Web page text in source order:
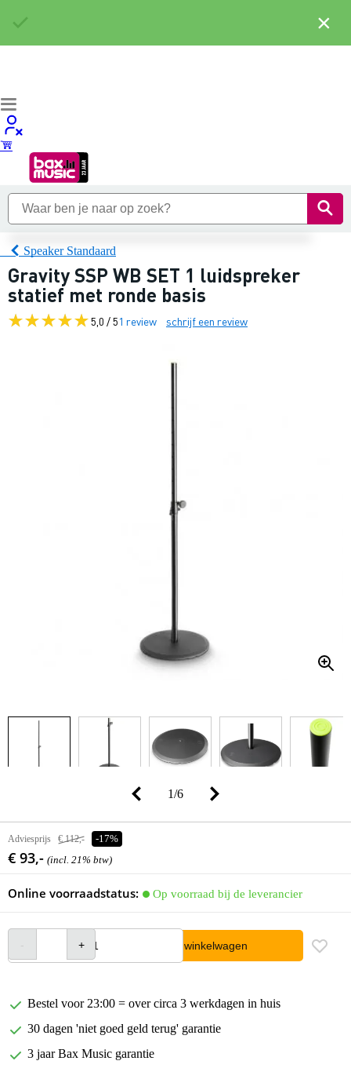
Speaker Standaard
Gravity SSP WB SET 1 luidspreker
statief met ronde basis
5,0 / 51 review schrijf een review
1/6
Adviesprijs € 112,- -17%
€ 93,- (incl. 21% btw)
Online voorraadstatus: Op voorraad bij de leverancier
In winkelwagen
Bestel voor 23:00 = over circa 3 werkdagen in huis
30 dagen 'niet goed geld terug' garantie
3 jaar Bax Music garantie
×